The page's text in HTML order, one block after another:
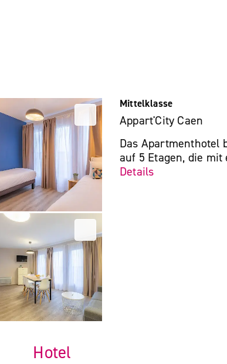
Mittelklasse
Appart'City Caen
Das Apartmenthotel
auf 5 Etagen, die
Details
Hotel